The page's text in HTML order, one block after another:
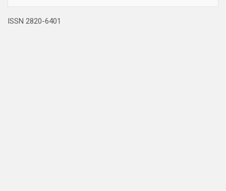
ISSN 2820-6401